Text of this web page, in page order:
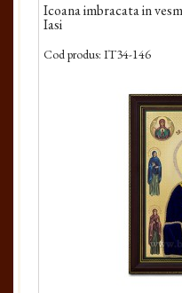
Icoana imbracata in
Iasi
Cod produs: IT34-146